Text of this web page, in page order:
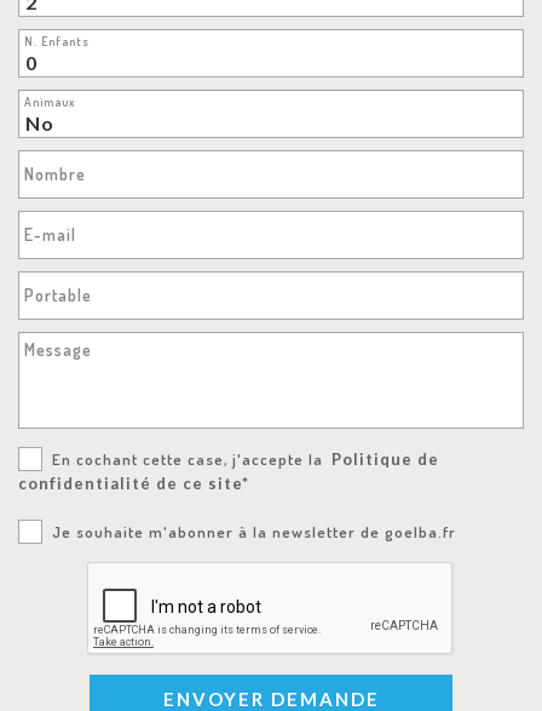
N. Enfants
Animaux
Nombre
E-mail
Portable
Message
En cochant cette case, j'accepte la
Politique de
confidentialité de ce site*
Je souhaite m'abonner à la newsletter de goelba.fr
ENVOYER DEMANDE